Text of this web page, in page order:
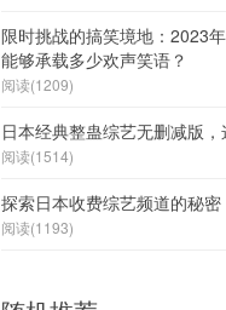
限时挑战的搞笑境地：2023
能够承载多少欢声笑语？
阅读(1209)
日本经典整蛊综艺无删减版
阅读(1514)
探索日本收费综艺频道的秘密
阅读(1193)